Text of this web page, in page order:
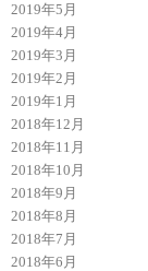
2019年5月
2019年4月
2019年3月
2019年2月
2019年1月
2018年12月
2018年11月
2018年10月
2018年9月
2018年8月
2018年7月
2018年6月